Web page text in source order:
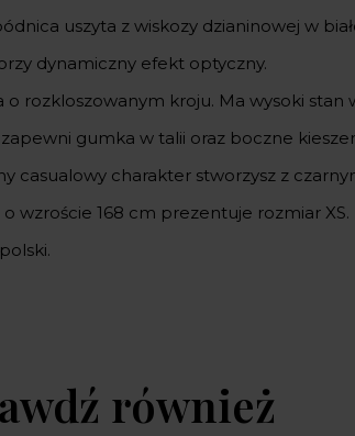
uszyta z wiskozy dzianinowej w
dynamiczny efekt optyczny.
o rozkloszowanym kroju. Ma wysoki stan
gumka w talii oraz boczne
casualowy charakter stworzysz z
wzroście 168 cm prezentuje rozmiar XS.
również